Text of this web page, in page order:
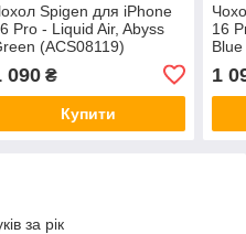
Spigen для iPhone
Pro - Liquid Air, Abyss
(ACS08119)
090₴
Купити
16
1
за рік